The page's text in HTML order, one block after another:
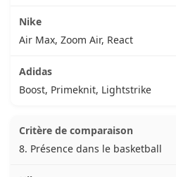
Air Max, Zoom Air, React
Boost, Primeknit, Lightstrike
8. Présence dans le basketball